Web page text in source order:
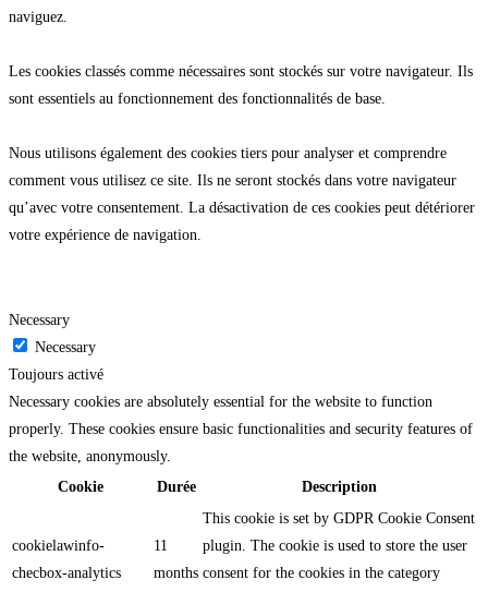
naviguez.
Les cookies classés comme nécessaires sont stockés sur votre navigateur. Ils
sont essentiels au fonctionnement des fonctionnalités de base.
Nous utilisons également des cookies tiers pour analyser et comprendre
comment vous utilisez ce site. Ils ne seront stockés dans votre navigateur
qu’avec votre consentement. La désactivation de ces cookies peut détériorer
votre expérience de navigation.
Necessary
Necessary
Toujours activé
Necessary cookies are absolutely essential for the website to function
properly. These cookies ensure basic functionalities and security features of
the website, anonymously.
Cookie
Durée Description
cookielawinfo-
checbox-analytics
11
months
This cookie is set by GDPR Cookie Consent
plugin. The cookie is used to store the user
consent for the cookies in the category